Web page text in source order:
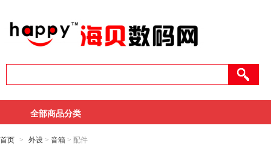
全部商品分类
首页 > 外设 > 音箱 > 配件